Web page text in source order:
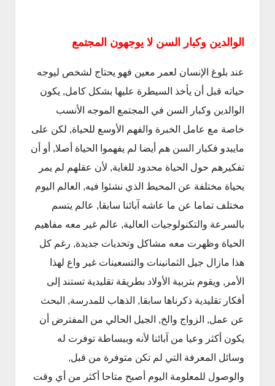
الوالدين وكبار السن لا يوجهون المجتمع
عند بلوغ الإنسان لعمر معين فهو يحتاج لشخص ليوجه
حياته قبل أن يأخذ السيطرة عليها بشكل كامل, يكون
الوالدين وكبار السن في المجتمع الموجه الأنسب
خاصة مع عامل الخبرة والفهم الأوسع للحياة, لكن على
مايبدو فكبار السن هم أيضا لم يفهموا الحياة أصلا, أو أن
تفكيرهم حول الحياة محدود للغاية, لأن عقلهم لم يمر
يحياة مختلفة عن المحيط الذي نشئوا فيه, العالم اليوم
مختلف تماما عن ما عاشه آبائنا سابقا, عالم يتسم
بالسرعة والتكنولوجيات العالية, عالم غير معه مفاهيم
الحياة وظهرت معه مشاكل وتحديات جديدة, رغم كل
هذا مازال جيل الثمانينات والتسعينات غير واع لهذا
الأمر, ويقوم بتربية الأولاد بطريقة تقليدية تستند إلى
أفكار تقليدية ذكرناها سابقا, الذهاب للمدرسة, البحث
عن عمل, الزواج والخ, الجيل الحالي من المفترض أن
يكون أكثر وعيا من آبائنا لأنه وببساطة توفرت له
وسائل المعرفة التي لم تكن متوفرة من قبل,
والوصول للمعلومة اليوم أصبح متاحا أكثر من أي وقت